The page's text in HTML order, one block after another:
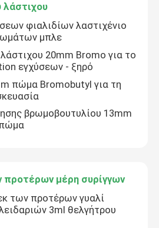
φιαλιδίων λαστιχένιο
μπλε
20mm Bromo για το
εγχύσεων - ξηρό
πώμα Bromobutyl για τη
βρωμοβουτυλίου 13mm
πώμα
προτέρων μέρη συρίγγων
των προτέρων γυαλί
3ml θελγήτρου